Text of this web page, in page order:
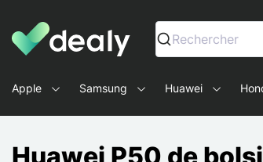
Dealy - Fundas y accesorios para
Rechercher
Apple Samsung Huawei